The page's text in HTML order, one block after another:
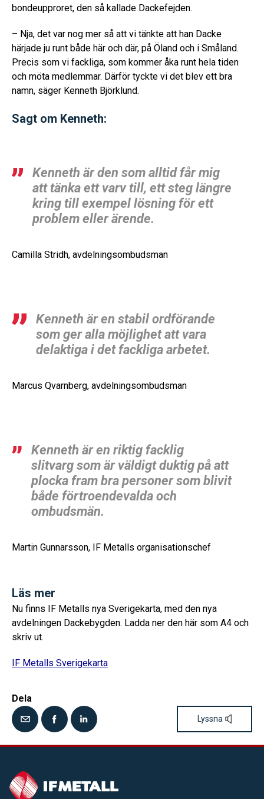
bondeupproret, den så kallade Dackefejden.
– Nja, det var nog mer så att vi tänkte att han Dacke
härjade ju runt både här och där, på Öland och i Småland.
Precis som vi fackliga, som kommer åka runt hela tiden
och möta medlemmar. Därför tyckte vi det blev ett bra
namn, säger Kenneth Björklund.
Sagt om Kenneth:
Kenneth är den som alltid får mig
att tänka ett varv till, ett steg längre
kring till exempel lösning för ett
problem eller ärende.
Camilla Stridh, avdelningsombudsman
Kenneth är en stabil ordförande
som ger alla möjlighet att vara
delaktiga i det fackliga arbetet.
Marcus Qvarnberg, avdelningsombudsman
Kenneth är en riktig facklig
slitvarg som är väldigt duktig på att
plocka fram bra personer som blivit
både förtroendevalda och
ombudsmän.
Martin Gunnarsson, IF Metalls organisationschef
Läs mer
Nu finns IF Metalls nya Sverigekarta, med den nya
avdelningen Dackebygden. Ladda ner den här som A4 och
skriv ut.
IF Metalls Sverigekarta
Dela
Lyssna